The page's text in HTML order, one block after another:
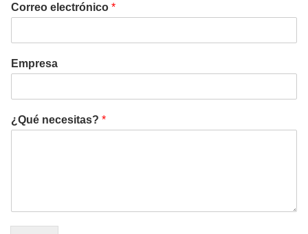
Correo electrónico *
Empresa
¿Qué necesitas? *